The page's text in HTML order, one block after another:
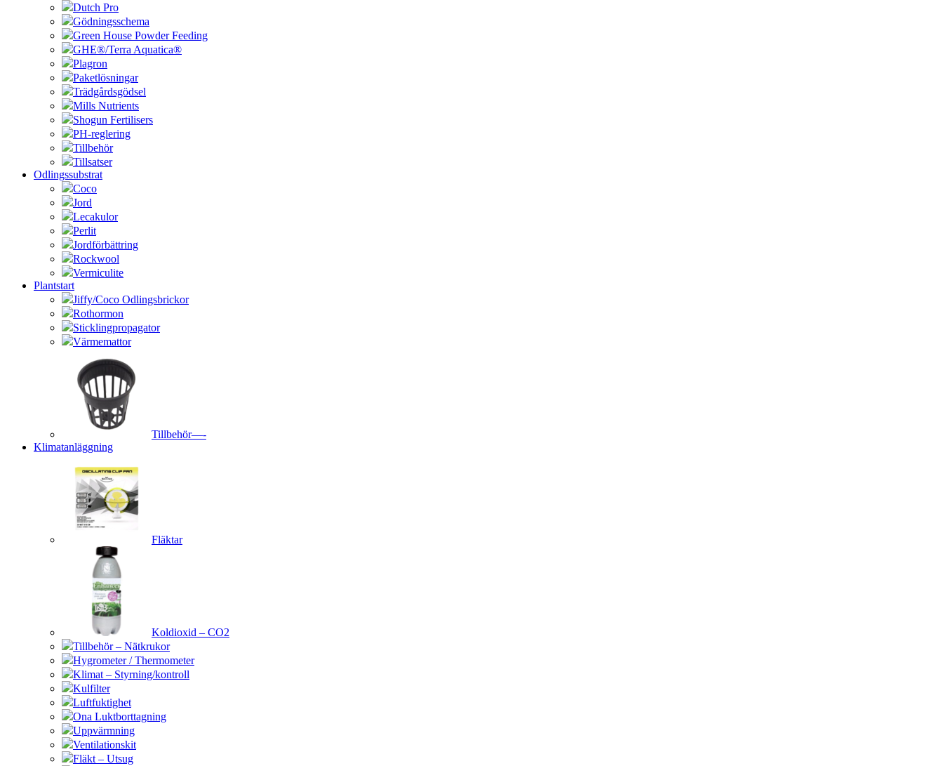
Dutch Pro
Gödningsschema
Green House Powder Feeding
GHE®/Terra Aquatica®
Plagron
Paketlösningar
Trädgårdsgödsel
Mills Nutrients
Shogun Fertilisers
PH-reglering
Tillbehör
Tillsatser
Odlingssubstrat
Coco
Jord
Lecakulor
Perlit
Jordförbättring
Rockwool
Vermiculite
Plantstart
Jiffy/Coco Odlingsbrickor
Rothormon
Sticklingpropagator
Värmemattor
Tillbehör—-
Klimatanläggning
Fläktar
Koldioxid – CO2
Tillbehör – Nätkrukor
Hygrometer / Thermometer
Klimat – Styrning/kontroll
Kulfilter
Luftfuktighet
Ona Luktborttagning
Uppvärmning
Ventilationskit
Fläkt – Utsug